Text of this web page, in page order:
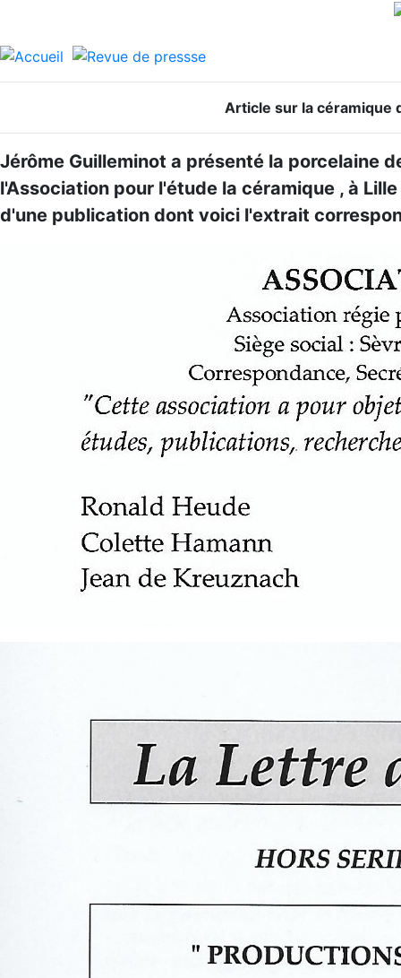
Article sur la céramique
Jérôme Guilleminot a présenté la porcelaine
l'Association pour l'étude la céramique , à
d'une publication dont voici l'extrait